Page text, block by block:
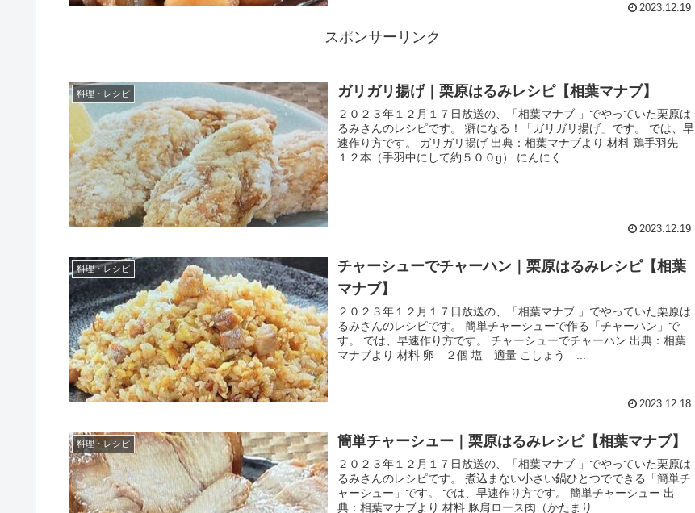
2023.12.19
スポンサーリンク
料理・レシピ ガリガリ揚げ｜栗原はるみレシピ【相葉マナブ】
２０２３年１２月１７日放送の、「相葉マナブ 」でやっていた栗原は
るみさんのレシピです。 癖になる！「ガリガリ揚げ」です。 では、早
速作り方です。 ガリガリ揚げ 出典：相葉マナブより 材料 鶏手羽先
１２本（手羽中にして約５００g） にんにく...
2023.12.19
料理・レシピ
チャーシューでチャーハン｜栗原はるみレシピ【相葉
マナブ】
２０２３年１２月１７日放送の、「相葉マナブ 」でやっていた栗原は
るみさんのレシピです。 簡単チャーシューで作る「チャーハン」で
す。 では、早速作り方です。 チャーシューでチャーハン 出典：相葉
マナブより 材料 卵 ２個 塩 適量 こしょう ...
2023.12.18
料理・レシピ 簡単チャーシュー｜栗原はるみレシピ【相葉マナブ】
２０２３年１２月１７日放送の、「相葉マナブ 」でやっていた栗原は
るみさんのレシピです。 煮込まない小さい鍋ひとつでできる「簡単チ
ャーシュー」です。 では、早速作り方です。 簡単チャーシュー 出
典：相葉マナブより 材料 豚肩ロース肉（かたまり...